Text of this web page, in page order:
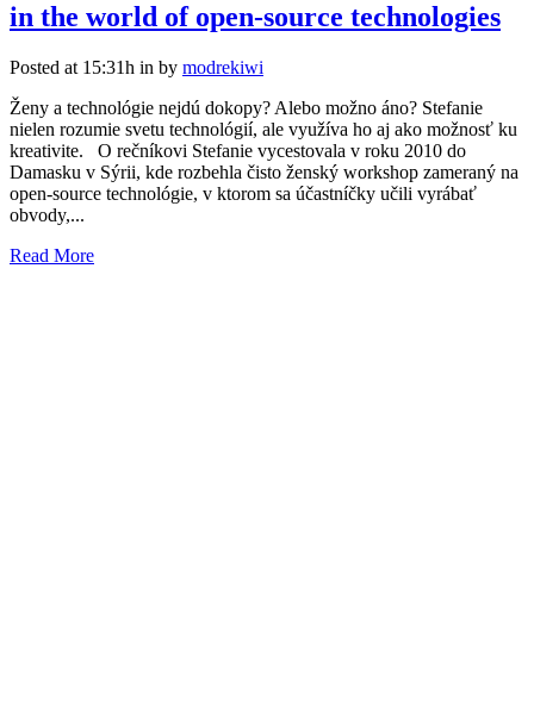
in the world of open-source technologies
Posted at 15:31h in by modrekiwi
Ženy a technológie nejdú dokopy? Alebo možno áno? Stefanie
nielen rozumie svetu technológií, ale využíva ho aj ako možnosť ku
kreativite. O rečníkovi Stefanie vycestovala v roku 2010 do
Damasku v Sýrii, kde rozbehla čisto ženský workshop zameraný na
open-source technológie, v ktorom sa účastníčky učili vyrábať
obvody,...
Read More